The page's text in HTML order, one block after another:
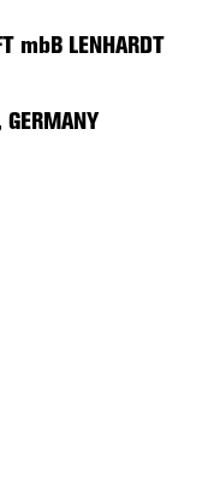
mbB LENHARDT